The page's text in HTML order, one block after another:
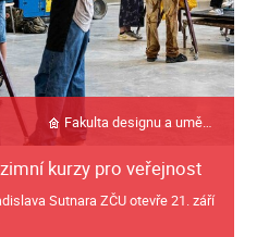
Fakulta designu a umění Ladislava Sutnara
kurzy pro veřejnost
Sutnara ZČU otevře 21. září